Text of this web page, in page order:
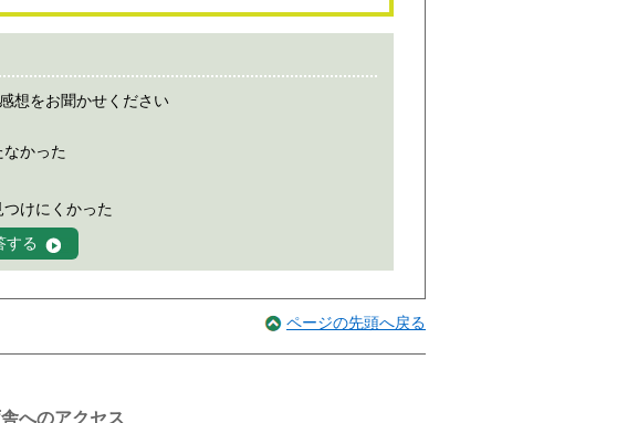
想をお聞かせください
かった
つけにくかった
ページの先頭へ戻る
へのアクセス